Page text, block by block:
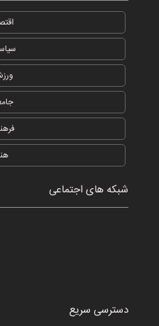
شبکه های اجتماعی
دسترسی سریع